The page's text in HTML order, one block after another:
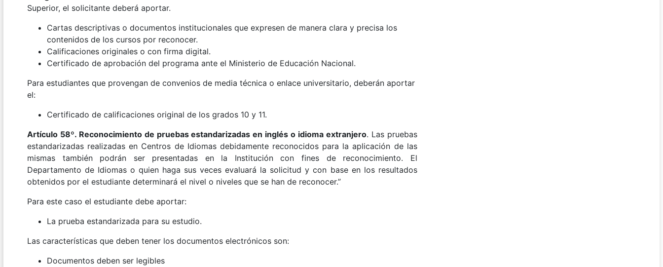
Superior, el solicitante deberá aportar.
Cartas descriptivas o documentos institucionales que expresen de manera clara y precisa los
contenidos de los cursos por reconocer.
Calificaciones originales o con firma digital.
Certificado de aprobación del programa ante el Ministerio de Educación Nacional.
Para estudiantes que provengan de convenios de media técnica o enlace universitario, deberán aportar
el:
Certificado de calificaciones original de los grados 10 y 11.
Artículo 58º. Reconocimiento de pruebas estandarizadas en inglés o idioma extranjero. Las pruebas
estandarizadas realizadas en Centros de Idiomas debidamente reconocidos para la aplicación de las
mismas también podrán ser presentadas en la Institución con fines de reconocimiento. El
Departamento de Idiomas o quien haga sus veces evaluará la solicitud y con base en los resultados
obtenidos por el estudiante determinará el nivel o niveles que se han de reconocer.”
Para este caso el estudiante debe aportar:
La prueba estandarizada para su estudio.
Las características que deben tener los documentos electrónicos son:
Documentos deben ser legibles